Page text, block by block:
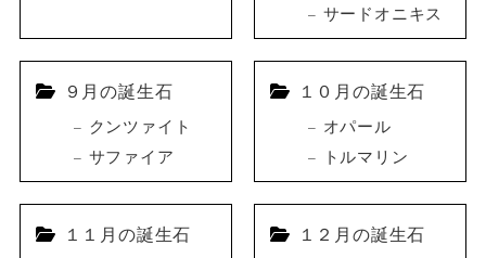
サードオニキス
９月の誕生石
クンツァイト
サファイア
１０月の誕生石
オパール
トルマリン
１１月の誕生石 １２月の誕生石